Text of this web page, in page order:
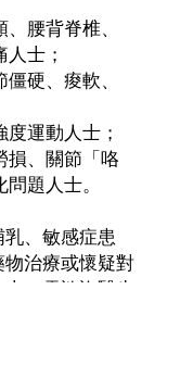
腰背脊椎、
士；
硬、痠軟、
運動人士；
損、關節「咯
題人士。
、敏感症患
治療或懷疑對
，需諮詢醫生